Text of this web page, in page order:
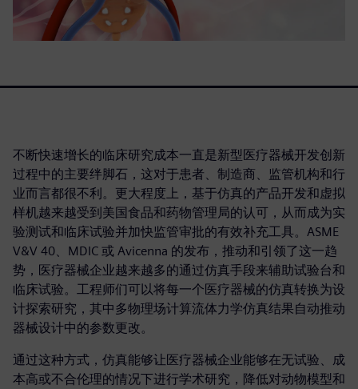
不断快速增长的临床研究成本一直是新型医疗器械开发创新
过程中的主要绊脚石，这对于患者、制造商、监管机构和行
业而言都很不利。更大程度上，基于仿真的产品开发和虚拟
样机越来越受到美国食品和药物管理局的认可，从而成为实
验测试和临床试验并加快监管审批的有效补充工具。ASME
V&V 40、MDIC 或 Avicenna 的发布，推动和引领了这一趋
势，医疗器械企业越来越多的通过仿真手段来辅助试验台和
临床试验。工程师们可以将每一个医疗器械的仿真转换为设
计探索研究，其中多物理场计算流体力学仿真结果自动推动
器械设计中的参数更改。
通过这种方式，仿真能够让医疗器械企业能够在无试验、成
本高或不合伦理的情况下进行学术研究，降低对动物模型和